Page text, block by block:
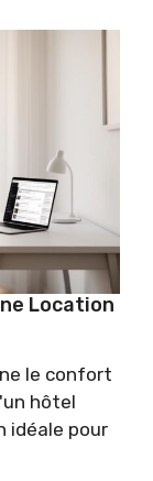
Location
le confort
hôtel
idéale pour